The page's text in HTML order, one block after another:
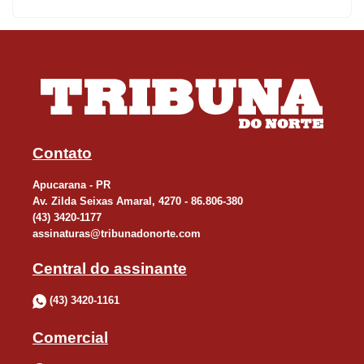
Na área do Núcleo Regional de Ensino (NRE) de Ivaiporã, a
praticamente o mesmo número de matrículas de 2015. Segundo
a diretora regional Sandra Mara Schmitt dos Reis Bueno, os
dados ainda estão sendo levantados, já que as escolas da rede
têm até o dia 11 de março para o registro das matrículas e
Neste ano, a novidade no NRE é a implantação gradativa do
livros de chamadas.
Contato
Apucarana - PR
Av. Zilda Seixas Amaral, 4270 - 86.806-380
(43) 3420-1177
assinaturas@tribunadonorte.com
Central do assinante
(43) 3420-1161
Comercial